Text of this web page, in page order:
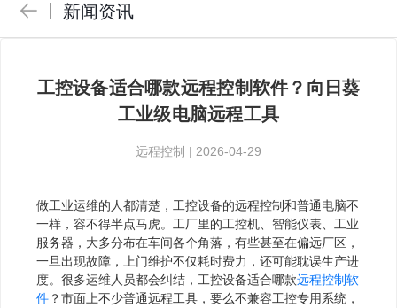
新闻资讯
工控设备适合哪款远程控制软件？向日葵
工业级电脑远程工具
远程控制 | 2026-04-29
做工业运维的人都清楚，工控设备的远程控制和普通电脑不
一样，容不得半点马虎。工厂里的工控机、智能仪表、工业
服务器，大多分布在车间各个角落，有些甚至在偏远厂区，
一旦出现故障，上门维护不仅耗时费力，还可能耽误生产进
度。很多运维人员都会纠结，工控设备适合哪款远程控制软
件 ？市面上不少普通远程工具，要么不兼容工控专用系统，